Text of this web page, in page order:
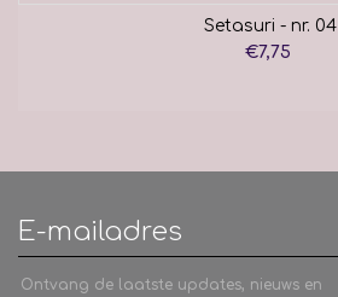
Setasuri - nr. 04
€7,75
Ontvang de laatste updates, nieuws en